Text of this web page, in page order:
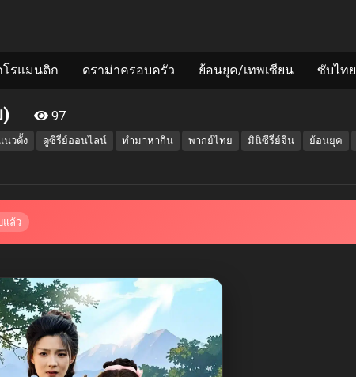
โรแมนติก ดราม่าครอบครัว ย้อนยุค/เทพเซียน ซับไทย
97
นวตั้ง ดูซีรี่ย์ออนไลน์ ทำมาหากิน พากย์ไทย มินิซีรี่ย์จีน ย้อนยุค
แล้ว